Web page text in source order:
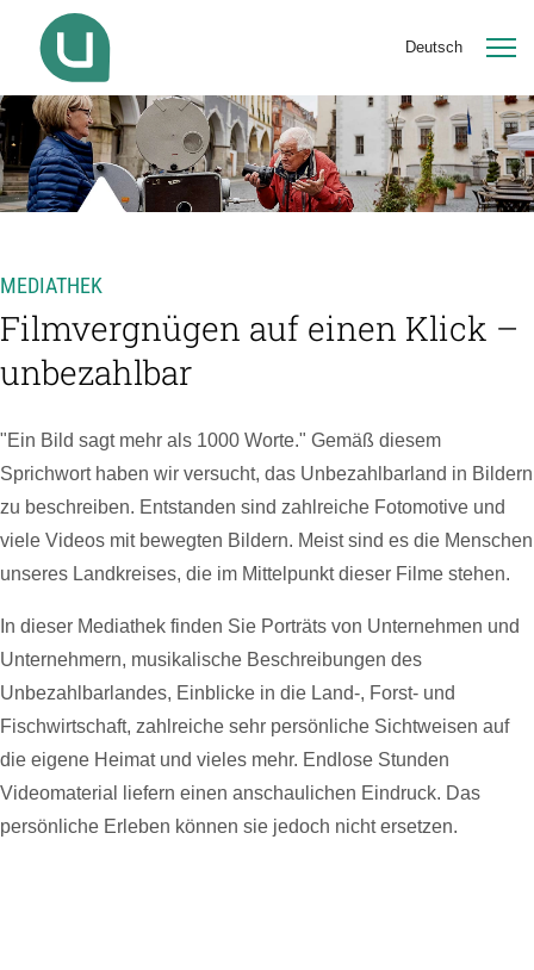
Deutsch
MEDIATHEK
Filmvergnügen auf einen Klick –
unbezahlbar
"Ein Bild sagt mehr als 1000 Worte." Gemäß diesem
Sprichwort haben wir versucht, das Unbezahlbarland in Bildern
zu beschreiben. Entstanden sind zahlreiche Fotomotive und
viele Videos mit bewegten Bildern. Meist sind es die Menschen
unseres Landkreises, die im Mittelpunkt dieser Filme stehen.
In dieser Mediathek finden Sie Porträts von Unternehmen und
Unternehmern, musikalische Beschreibungen des
Unbezahlbarlandes, Einblicke in die Land-, Forst- und
Fischwirtschaft, zahlreiche sehr persönliche Sichtweisen auf
die eigene Heimat und vieles mehr. Endlose Stunden
Videomaterial liefern einen anschaulichen Eindruck. Das
persönliche Erleben können sie jedoch nicht ersetzen.